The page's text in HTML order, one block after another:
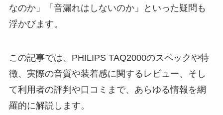
なのか」「音漏れはしないのか」といった疑問も
浮かびます。
この記事では、PHILIPS TAQ2000のスペックや特
徴、実際の音質や装着感に関するレビュー、そし
て利用者の評判や口コミまで、あらゆる情報を網
羅的に解説します。